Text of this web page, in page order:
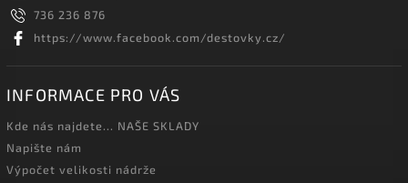
736 236 876
https://www.facebook.com/destovky.cz/
INFORMACE PRO VÁS
Kde nás najdete... NAŠE SKLADY
Napište nám
Výpočet velikosti nádrže